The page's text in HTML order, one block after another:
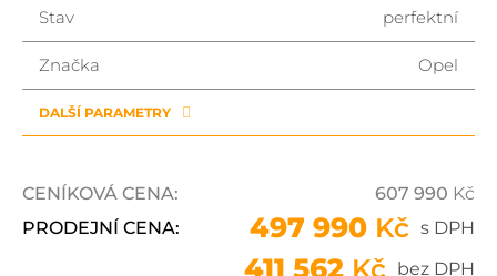
Stav perfektní
Značka Opel
DALŠÍ PARAMETRY
CENÍKOVÁ CENA: 607 990 Kč
PRODEJNÍ CENA:
497 990 Kč s DPH
411 562 Kč bez DPH